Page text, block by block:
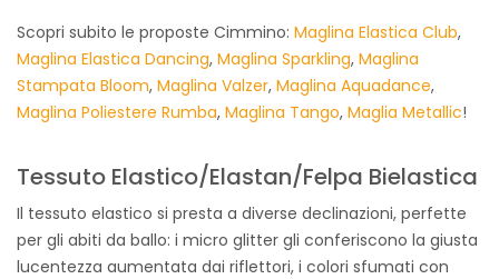
Scopri subito le proposte Cimmino: Maglina Elastica Club,
Maglina Elastica Dancing, Maglina Sparkling, Maglina
Stampata Bloom, Maglina Valzer, Maglina Aquadance,
Maglina Poliestere Rumba, Maglina Tango, Maglia Metallic!
Tessuto Elastico/Elastan/Felpa Bielastica
Il tessuto elastico si presta a diverse declinazioni, perfette
per gli abiti da ballo: i micro glitter gli conferiscono la giusta
lucentezza aumentata dai riflettori, i colori sfumati con